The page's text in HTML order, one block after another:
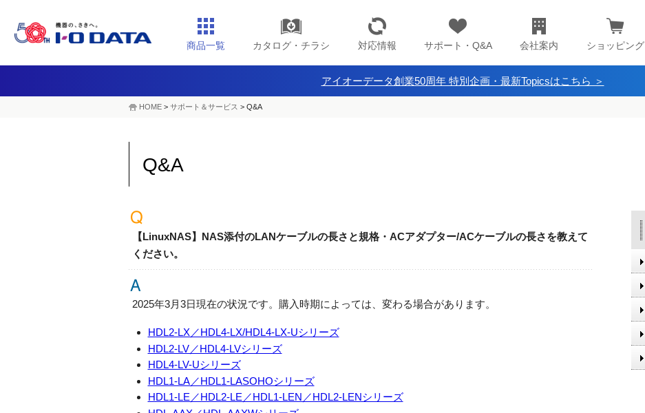
商品一覧 カタログ・チラシ 対応情報 サポート・Q&A 会社案内 ショッピング
アイオーデータ創業50周年 特別企画・最新Topicsはこちら ＞
HOME > サポート＆サービス > Q&A
Q&A
【LinuxNAS】NAS添付のLANケーブルの長さと規格・ACアダプター/ACケーブルの長さを教えて
ください。
2025年3月3日現在の状況です。購入時期によっては、変わる場合があります。
HDL2-LX／HDL4-LX/HDL4-LX-Uシリーズ
HDL2-LV／HDL4-LVシリーズ
HDL4-LV-Uシリーズ
HDL1-LA／HDL1-LASOHOシリーズ
HDL1-LE／HDL2-LE／HDL1-LEN／HDL2-LENシリーズ